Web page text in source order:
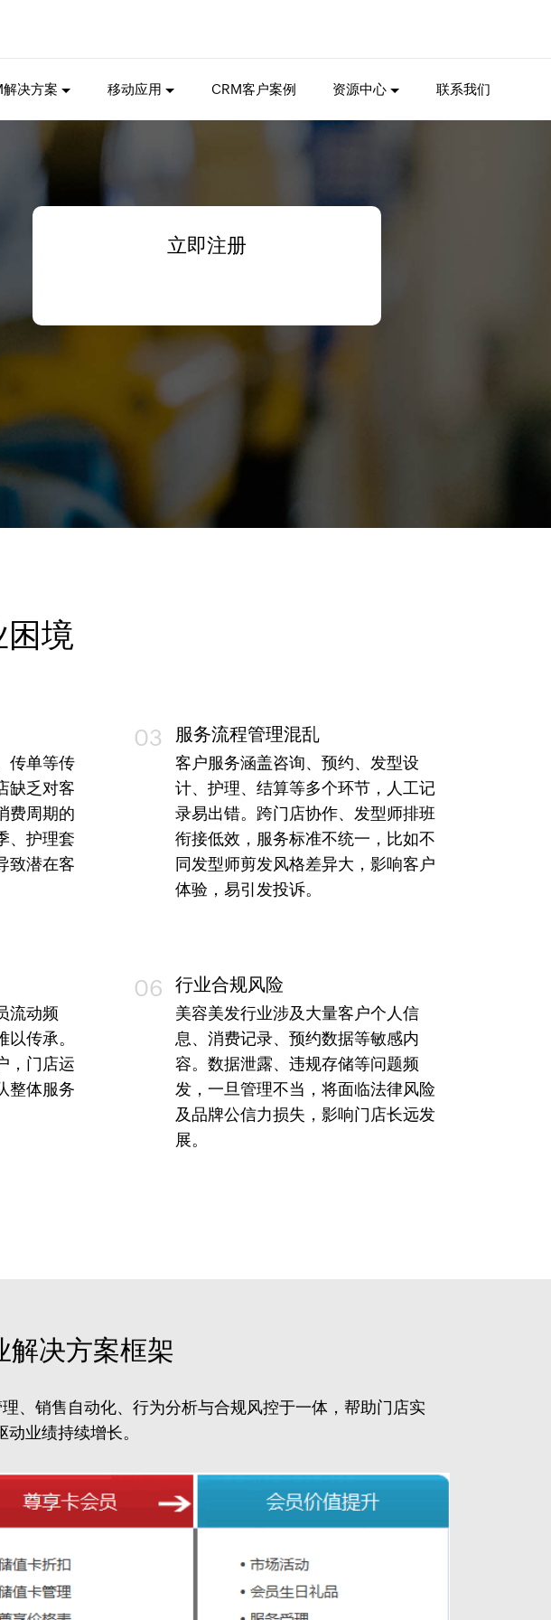
解决方案 移动应用 CRM客户案例 资源中心 联系我们
立即注册
困境
传单等传
缺乏对客
费周期的
、护理套
致潜在客
03 服务流程管理混乱
客户服务涵盖咨询、预约、发型设
计、护理、结算等多个环节，人工记
录易出错。跨门店协作、发型师排班
衔接低效，服务标准不统一，比如不
同发型师剪发风格差异大，影响客户
体验，易引发投诉。
流动频
传承。
，门店运
整体服务
06 行业合规风险
美容美发行业涉及大量客户个人信
息、消费记录、预约数据等敏感内
容。数据泄露、违规存储等问题频
发，一旦管理不当，将面临法律风险
及品牌公信力损失，影响门店长远发
展。
决方案框架
、销售自动化、行为分析与合规风控于一体，帮助门店实
业绩持续增长。